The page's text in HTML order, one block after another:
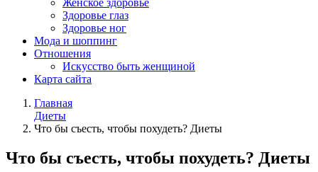
Здоровье глаз
Здоровье ног
Мода и шоппинг
Отношения
Искусство быть женщиной
Карта сайта
Главная
Диеты
Что бы съесть, чтобы похудеть? Диеты
Что бы съесть, чтобы похудеть? Диеты